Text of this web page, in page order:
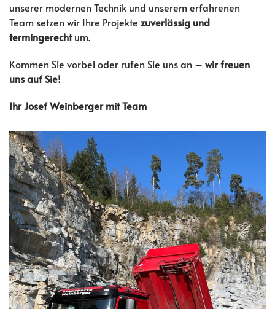
unserer modernen Technik und unserem erfahrenen
Team setzen wir Ihre Projekte zuverlässig und
termingerechtum.
Kommen Sie vorbei oder rufen Sie uns an – wir freuen
uns auf Sie!
Ihr Josef Weinberger mit Team